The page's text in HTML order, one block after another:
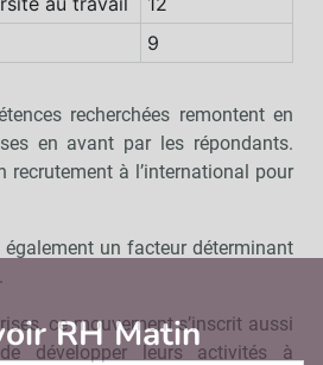
9
recherchées remontent en
en avant par les répondants.
recrutement à l’international pour
un facteur déterminant
ce mouvement s’inscrit aussi
développer leurs activités à
RH MatinAbonnez-